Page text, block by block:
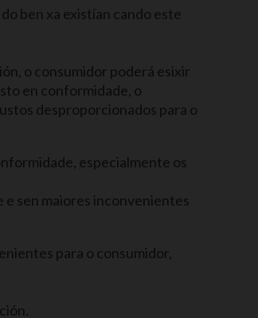
ben xa existían cando este
o consumidor poderá esixir
en conformidade, o
desproporcionados para o
especialmente os
e sen maiores inconvenientes
para o consumidor,